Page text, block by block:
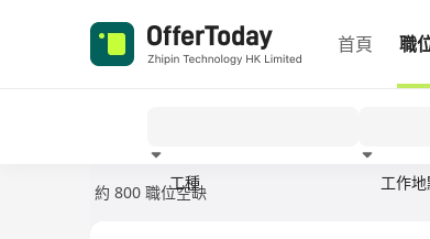
首頁 職
工種 工作
約 800 職位空缺